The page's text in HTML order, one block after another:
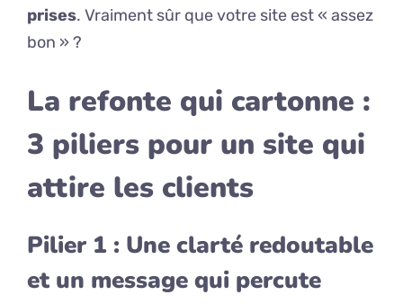
prises. Vraiment sûr que votre site est « assez
bon » ?
La refonte qui cartonne :
3 piliers pour un site qui
attire les clients
Pilier 1 : Une clarté redoutable
et un message qui percute